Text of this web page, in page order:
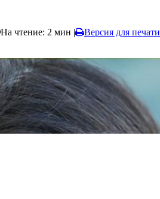
На чтение: 2 мин |
Версия для печати